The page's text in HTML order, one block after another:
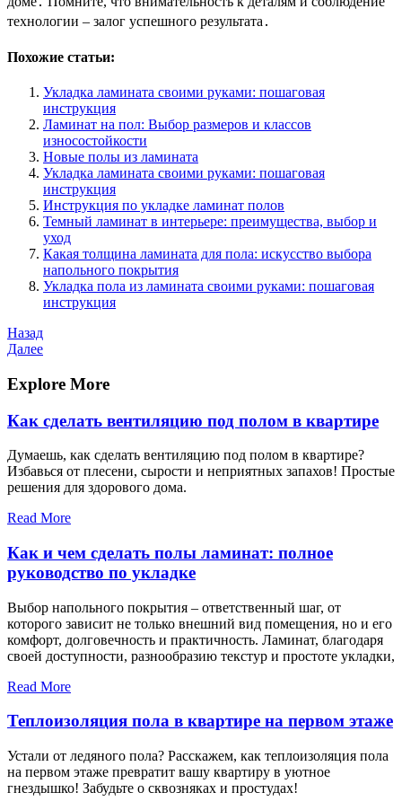
технологии – залог успешного результата․
Похожие статьи:
Укладка ламината своими руками: пошаговая
инструкция
Ламинат на пол: Выбор размеров и классов
износостойкости
Новые полы из ламината
Укладка ламината своими руками: пошаговая
инструкция
Инструкция по укладке ламинат полов
Темный ламинат в интерьере: преимущества, выбор и
уход
Какая толщина ламината для пола: искусство выбора
напольного покрытия
Укладка пола из ламината своими руками: пошаговая
инструкция
Навигация
по
записям
Предыдущая
запись
Назад
Следующая
Далее
Explore More
Как сделать вентиляцию под полом в квартире
Думаешь, как сделать вентиляцию под полом в квартире?
Избавься от плесени, сырости и неприятных запахов! Простые
решения для здорового дома.
Read More
Как и чем сделать полы ламинат: полное
руководство по укладке
Выбор напольного покрытия – ответственный шаг, от
которого зависит не только внешний вид помещения, но и его
комфорт, долговечность и практичность. Ламинат, благодаря
своей доступности, разнообразию текстур и простоте укладки,
Read More
Теплоизоляция пола в квартире на первом этаже
Устали от ледяного пола? Расскажем, как теплоизоляция пола
на первом этаже превратит вашу квартиру в уютное
гнездышко! Забудьте о сквозняках и простудах!